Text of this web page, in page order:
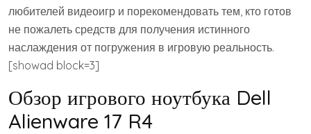
любителей видеоигр и порекомендовать тем, кто готов
не пожалеть средств для получения истинного
наслаждения от погружения в игровую реальность.
[showad block=3]
Обзор игрового ноутбука Dell
Alienware 17 R4